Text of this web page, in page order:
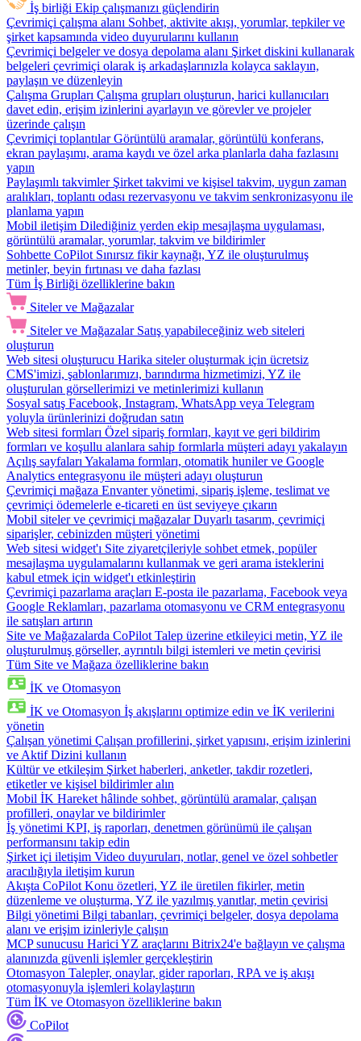
İş birliği Ekip çalışmanızı güçlendirin
Çevrimiçi çalışma alanı Sohbet, aktivite akışı, yorumlar, tepkiler ve
şirket kapsamında video duyurularını kullanın
Çevrimiçi belgeler ve dosya depolama alanı Şirket diskini kullanarak
belgeleri çevrimiçi olarak iş arkadaşlarınızla kolayca saklayın,
paylaşın ve düzenleyin
Çalışma Grupları Çalışma grupları oluşturun, harici kullanıcıları
davet edin, erişim izinlerini ayarlayın ve görevler ve projeler
üzerinde çalışın
Çevrimiçi toplantılar Görüntülü aramalar, görüntülü konferans,
ekran paylaşımı, arama kaydı ve özel arka planlarla daha fazlasını
yapın
Paylaşımlı takvimler Şirket takvimi ve kişisel takvim, uygun zaman
aralıkları, toplantı odası rezervasyonu ve takvim senkronizasyonu ile
planlama yapın
Mobil iletişim Dilediğiniz yerden ekip mesajlaşma uygulaması,
görüntülü aramalar, yorumlar, takvim ve bildirimler
Sohbette CoPilot Sınırsız fikir kaynağı, YZ ile oluşturulmuş
metinler, beyin fırtınası ve daha fazlası
Tüm İş Birliği özelliklerine bakın
Siteler ve Mağazalar
Siteler ve Mağazalar Satış yapabileceğiniz web siteleri
oluşturun
Web sitesi oluşturucu Harika siteler oluşturmak için ücretsiz
CMS'imizi, şablonlarımızı, barındırma hizmetimizi, YZ ile
oluşturulan görsellerimizi ve metinlerimizi kullanın
Sosyal satış Facebook, Instagram, WhatsApp veya Telegram
yoluyla ürünlerinizi doğrudan satın
Web sitesi formları Özel sipariş formları, kayıt ve geri bildirim
formları ve koşullu alanlara sahip formlarla müşteri adayı yakalayın
Açılış sayfaları Yakalama formları, otomatik huniler ve Google
Analytics entegrasyonu ile müşteri adayı oluşturun
Çevrimiçi mağaza Envanter yönetimi, sipariş işleme, teslimat ve
çevrimiçi ödemelerle e-ticareti en üst seviyeye çıkarın
Mobil siteler ve çevrimiçi mağazalar Duyarlı tasarım, çevrimiçi
siparişler, cebinizden müşteri yönetimi
Web sitesi widget'ı Site ziyaretçileriyle sohbet etmek, popüler
mesajlaşma uygulamalarını kullanmak ve geri arama isteklerini
kabul etmek için widget'ı etkinleştirin
Çevrimiçi pazarlama araçları E-posta ile pazarlama, Facebook veya
Google Reklamları, pazarlama otomasyonu ve CRM entegrasyonu
ile satışları artırın
Site ve Mağazalarda CoPilot Talep üzerine etkileyici metin, YZ ile
oluşturulmuş görseller, ayrıntılı bilgi istemleri ve metin çevirisi
Tüm Site ve Mağaza özelliklerine bakın
İK ve Otomasyon
İK ve Otomasyon İş akışlarını optimize edin ve İK verilerini
yönetin
Çalışan yönetimi Çalışan profillerini, şirket yapısını, erişim izinlerini
ve Aktif Dizini kullanın
Kültür ve etkileşim Şirket haberleri, anketler, takdir rozetleri,
etiketler ve kişisel bildirimler alın
Mobil İK Hareket hâlinde sohbet, görüntülü aramalar, çalışan
profilleri, onaylar ve bildirimler
İş yönetimi KPI, iş raporları, denetmen görünümü ile çalışan
performansını takip edin
Şirket içi iletişim Video duyuruları, notlar, genel ve özel sohbetler
aracılığıyla iletişim kurun
Akışta CoPilot Konu özetleri, YZ ile üretilen fikirler, metin
düzenleme ve oluşturma, YZ ile yazılmış yanıtlar, metin çevirisi
Bilgi yönetimi Bilgi tabanları, çevrimiçi belgeler, dosya depolama
alanı ve erişim izinleriyle çalışın
MCP sunucusu Harici YZ araçlarını Bitrix24'e bağlayın ve çalışma
alanınızda güvenli işlemler gerçekleştirin
Otomasyon Talepler, onaylar, gider raporları, RPA ve iş akışı
otomasyonuyla işlemleri kolaylaştırın
Tüm İK ve Otomasyon özelliklerine bakın
CoPilot